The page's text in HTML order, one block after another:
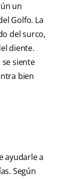
un
Golfo. La
del surco,
diente.
siente
bien
ayudarle a
Según